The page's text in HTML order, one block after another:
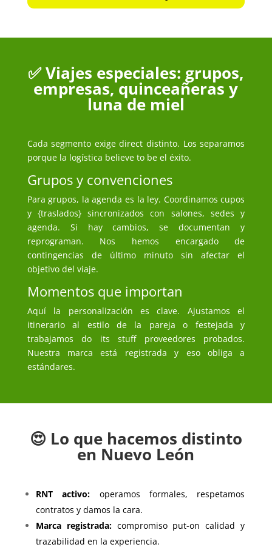
✅ Viajes especiales: grupos,
empresas, quinceañeras y
luna de miel
Cada segmento exige direct distinto. Los separamos
porque la logística believe to be el éxito.
Grupos y convenciones
Para grupos, la agenda es la ley. Coordinamos cupos
y {traslados} sincronizados con salones, sedes y
agenda. Si hay cambios, se documentan y
reprograman. Nos hemos encargado de
contingencias de último minuto sin afectar el
objetivo del viaje.
Momentos que importan
Aquí la personalización es clave. Ajustamos el
itinerario al estilo de la pareja o festejada y
trabajamos do its stuff proveedores probados.
Nuestra marca está registrada y eso obliga a
estándares.
😍 Lo que hacemos distinto
en Nuevo León
RNT activo: operamos formales, respetamos
contratos y damos la cara.
Marca registrada:compromiso put-on calidad y
trazabilidad en la experiencia.